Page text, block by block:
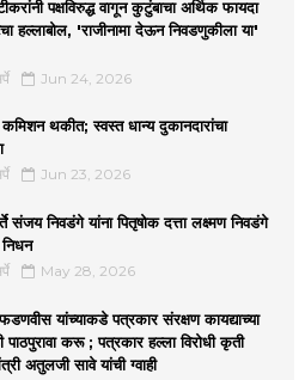
पक्षविरुद्ध वागून कुटुंबाचा अर्थिक फायदा
हल्लाबोल, 'राजीनामा देऊन निवडणुकीला या'
Jun 24, 2026
कमिशन थकीत; स्वस्त धान्य दुकानदारांचा
Jun 23, 2026
संजय निवडंगे यांना पितृषोक दत्ता लक्ष्मण निवडंगे
निधन
May 28, 2026
यांच्याकडे पत्रकार संरक्षण कायद्याच्या
करू ; पत्रकार हल्ला विरोधी कृती
अतुलजी सावे यांची ग्वाही